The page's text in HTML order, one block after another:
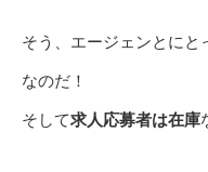
そう、エージェンとにと
なのだ！
そして求人応募者は在庫